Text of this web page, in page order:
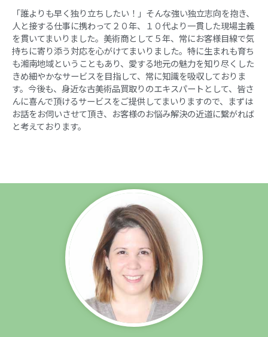
「誰よりも早く独り立ちしたい！」そんな強い独立志向を抱き、
人と接する仕事に携わって２０年、１０代より一貫した現場主義
を貫いてまいりました。美術商として５年、常にお客様目線で気
持ちに寄り添う対応を心がけてまいりました。特に生まれも育ち
も湘南地域ということもあり、愛する地元の魅力を知り尽くした
きめ細やかなサービスを目指して、常に知識を吸収しておりま
す。今後も、身近な古美術品買取りのエキスパートとして、皆さ
んに喜んで頂けるサービスをご提供してまいりますので、まずは
お話をお伺いさせて頂き、お客様のお悩み解決の近道に繋がれば
と考えております。